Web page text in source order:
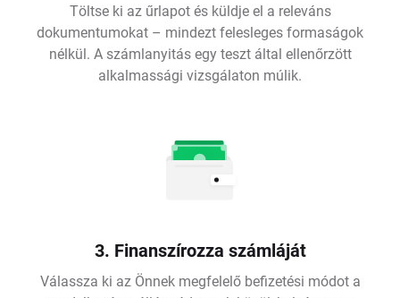
Töltse ki az űrlapot és küldje el a releváns
dokumentumokat – mindezt felesleges formaságok
nélkül. A számlanyitás egy teszt által ellenőrzött
alkalmassági vizsgálaton múlik.
3. Finanszírozza számláját
Válassza ki az Önnek megfelelő befizetési módot a